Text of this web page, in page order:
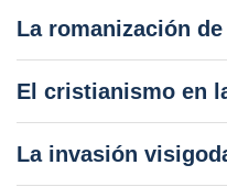
La romanización
El cristianismo en
La invasión